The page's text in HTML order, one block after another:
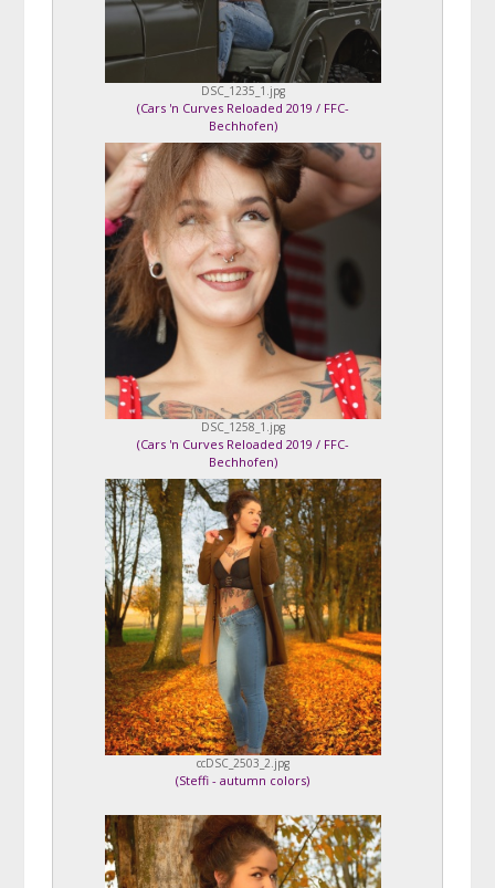
DSC_1235_1.jpg
(Cars 'n Curves Reloaded 2019 / FFC-
Bechhofen)
Aniko & Steffi
DSC_1258_1.jpg
(Cars 'n Curves Reloaded 2019 / FFC-
Bechhofen)
ccDSC_2503_2.jpg
(Steffi - autumn colors)